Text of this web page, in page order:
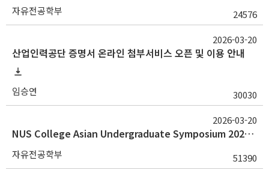
자유전공학부 24576
산업인력공단 증명서 온라인 첨부서비스 오픈 및 이용 안내
임승연 30030
2026-03-20
NUS College Asian Undergraduate Symposium 2026 참가학생 모집(~3/24)
자유전공학부 51390
2026-03-20